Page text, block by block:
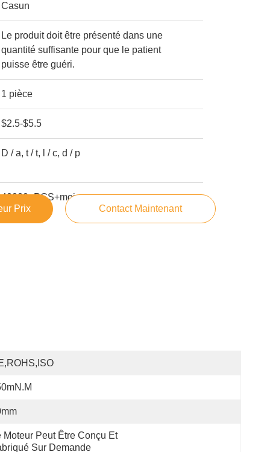
Casun
Le produit doit être présenté dans une
quantité suffisante pour que le patient
puisse être guéri.
1 pièce
$2.5-$5.5
D / a, t / t, l / c, d / p
40000+PCS+mois
Prix
Contact Maintenant
Moteur Peut Être Conçu Et
Sur Demande